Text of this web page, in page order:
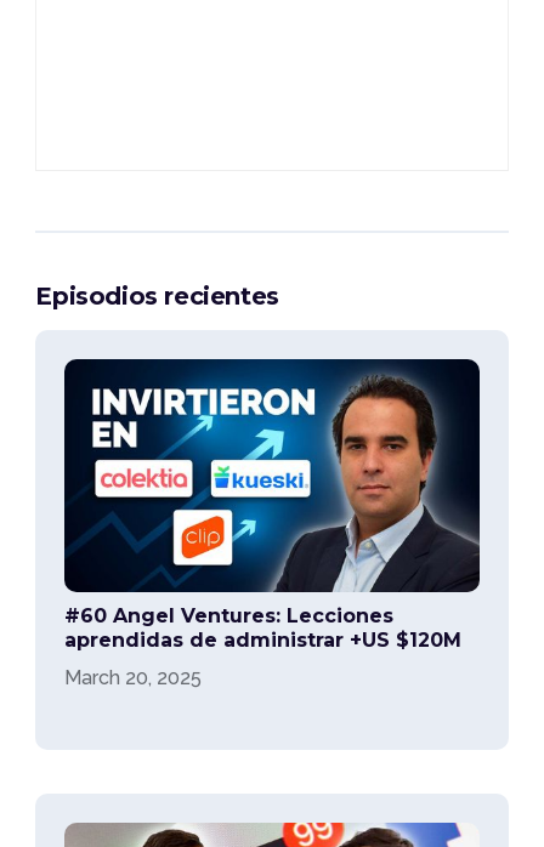
Episodios recientes
#60 Angel Ventures: Lecciones
aprendidas de administrar +US $120M
March 20, 2025